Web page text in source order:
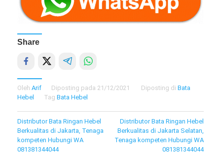
Share
Oleh Arif Diposting pada 21/12/2021 Diposting di Bata
Hebel
Tag Bata Hebel
Navigasi
pos
Distributor Bata Ringan Hebel
Berkualitas di Jakarta, Tenaga
kompeten Hubungi WA
081381344044
Distributor Bata Ringan Hebel
Berkualitas di Jakarta Selatan,
Tenaga kompeten Hubungi WA
081381344044